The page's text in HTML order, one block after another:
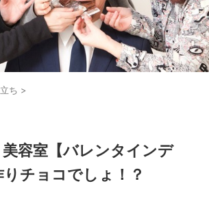
ち >
容室【バレンタインデ
チョコでしょ！？